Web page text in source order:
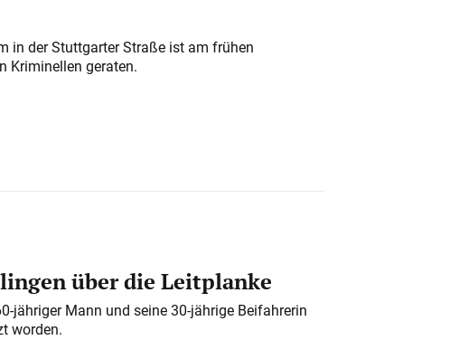
in der Stuttgarter Straße ist am frühen
Kriminellen geraten.
über die Leitplanke
jähriger Mann und seine 30-jährige Beifahrerin
worden.